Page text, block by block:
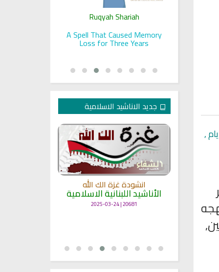
,
Ruqyah Shariah
A Spell That Caused Memory
Loss for Three Years
جديد الاناشيد الاسلامية
انشودة غزة الك الله
الأناشيد اللبنانية الاسلامية
20681 | 2025-03-24